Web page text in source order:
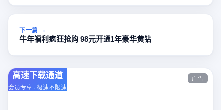
下一篇
牛年福利疯狂抢购 98元开通1年豪华黄钻
广告
高速下载通道
会员专享 · 极速不限速